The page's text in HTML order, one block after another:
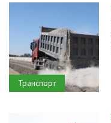
Транспорт